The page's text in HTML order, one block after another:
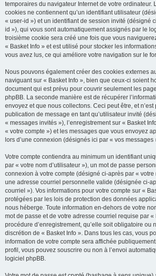
temporaires du navigateur Internet de votre ordinateur.
cookies ne contiennent qu’un identifiant utilisateur
« user-id ») et un identifiant de session invité (désigné
id »), qui vous sont automatiquement assignés par le
troisième cookie sera créé une fois que vous
« Basket Info » et est utilisé pour stocker les
vous avez lus, ce qui améliore votre navigation sur le
Nous pouvons également créer des cookies externes
naviguant sur « Basket Info », bien que ceux-ci soient
document qui est prévu pour couvrir seulement les
phpBB. La seconde manière est de récupérer
envoyez et que nous collectons. Ceci peut être, et n’est
publication de message en tant qu’utilisateur invité
« messages invités »), l’enregistrement sur « Basket
« votre compte ») et les messages que vous envoyez
lors d’une connexion (désignés ici par « vos messages
Votre compte contiendra au minimum un identifiant
par « votre nom d’utilisateur »), un mot de passe
connexion à votre compte (désigné ci-après par « votre
une adresse courriel personnelle valide (désignée ci-
courriel »). Vos informations pour votre compte sur «
protégées par les lois de protection des données
nous héberge. Toute information en-dehors de votre
mot de passe et de votre adresse courriel requise par «
procédure d’enregistrement, qu’elle soit obligatoire ou
discrétion de « Basket Info ». Dans tous les cas, vous
information de votre compte sera affichée
profil, vous pouvez souscrire ou non à l’envoi
logiciel phpBB.